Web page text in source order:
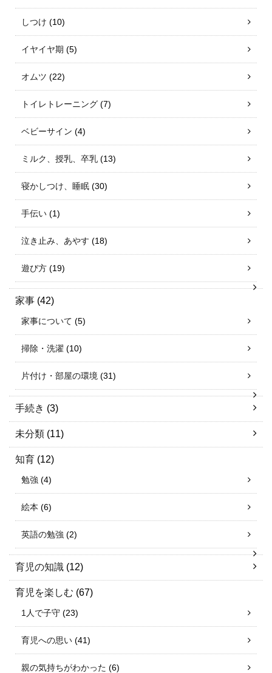
しつけ (10)
イヤイヤ期 (5)
オムツ (22)
トイレトレーニング (7)
ベビーサイン (4)
ミルク、授乳、卒乳 (13)
寝かしつけ、睡眠 (30)
手伝い (1)
泣き止み、あやす (18)
遊び方 (19)
家事 (42)
家事について (5)
掃除・洗濯 (10)
片付け・部屋の環境 (31)
手続き (3)
未分類 (11)
知育 (12)
勉強 (4)
絵本 (6)
英語の勉強 (2)
育児の知識 (12)
育児を楽しむ (67)
1人で子守 (23)
育児への思い (41)
親の気持ちがわかった (6)